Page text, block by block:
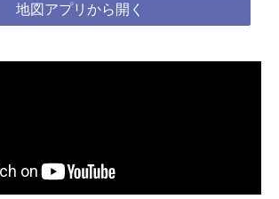
地図アプリから開く